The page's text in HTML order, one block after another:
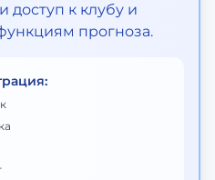
доступ к клубу и
прогноза.